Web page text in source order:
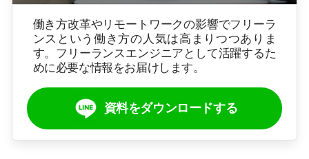
働き方改革やリモートワークの影響でフリーラ
ンスという働き方の人気は高まりつつありま
す。フリーランスエンジニアとして活躍するた
めに必要な情報をお届けします。
資料をダウンロードする